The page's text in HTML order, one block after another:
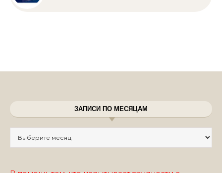
ЗАПИСИ ПО МЕСЯЦАМ